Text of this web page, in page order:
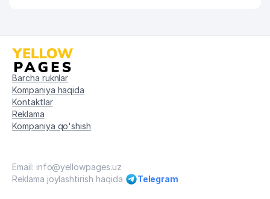
62
BABY CLASS NODAVLAT TA'LIM
MUASSASASI
63 Ipsum Pathology
64
65 NABIEV K.N. XUSUSIY KORXONASI
62
Barcha ruknlar
Kompaniya haqida
Kontaktlar
Reklama
Kompaniya qo'shish
Email: info@yellowpages.uz
Reklama joylashtirish haqida
Telegram